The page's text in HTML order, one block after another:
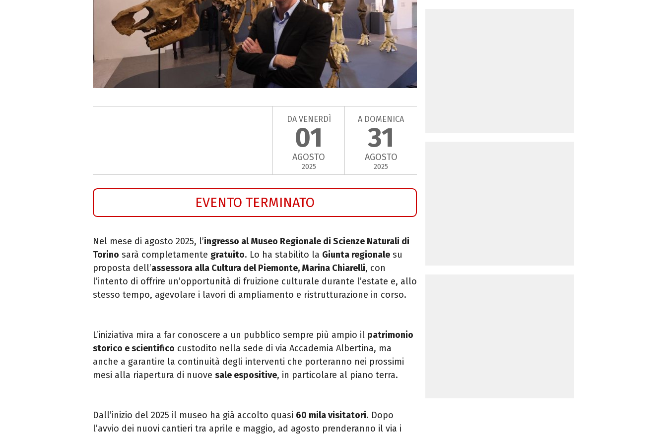
DA VENERDÌ
01
AGOSTO
2025
A DOMENICA
31
AGOSTO
2025
EVENTO TERMINATO
Nel mese di agosto 2025, l’ingresso al Museo Regionale di Scienze Naturali di
Torino sarà completamente gratuito. Lo ha stabilito la Giunta regionale su
proposta dell’assessora alla Cultura del Piemonte, Marina Chiarelli, con
l’intento di offrire un’opportunità di fruizione culturale durante l’estate e, allo
stesso tempo, agevolare i lavori di ampliamento e ristrutturazione in corso.
L’iniziativa mira a far conoscere a un pubblico sempre più ampio il patrimonio
storico e scientifico custodito nella sede di via Accademia Albertina, ma
anche a garantire la continuità degli interventi che porteranno nei prossimi
mesi alla riapertura di nuove sale espositive, in particolare al piano terra.
Dall’inizio del 2025 il museo ha già accolto quasi 60 mila visitatori. Dopo
l’avvio dei nuovi cantieri tra aprile e maggio, ad agosto prenderanno il via i